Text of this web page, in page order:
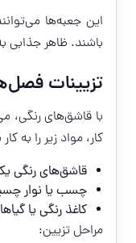
این جعبه‌ها
باشند. ظاهر جذابی
تزیینات
با قاشق‌های رنگی،
کار، مواد زیر را به
قاشق‌های رنگی
چسب یا نوار
کاغذ رنگی یا
مراحل تزیین: